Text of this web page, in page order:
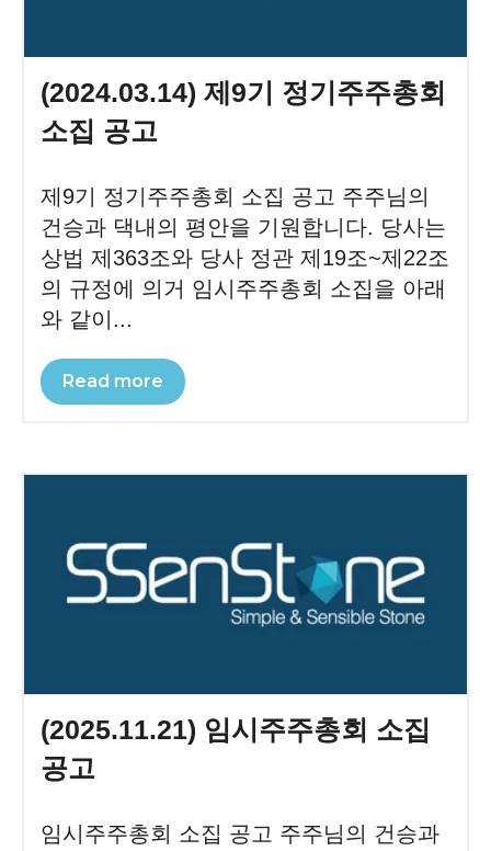
(2024.03.14) 제9기 정기주주총회
소집 공고
제9기 정기주주총회 소집 공고 주주님의
건승과 댁내의 평안을 기원합니다. 당사는
상법 제363조와 당사 정관 제19조~제22조
의 규정에 의거 임시주주총회 소집을 아래
와 같이...
Read more
(2025.11.21) 임시주주총회 소집
공고
임시주주총회 소집 공고 주주님의 건승과